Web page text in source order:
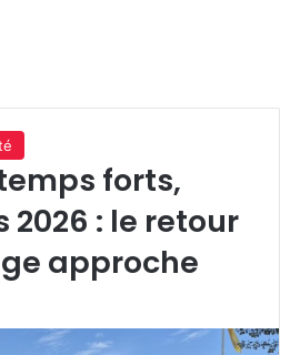
forts,
2026 : le retour
approche